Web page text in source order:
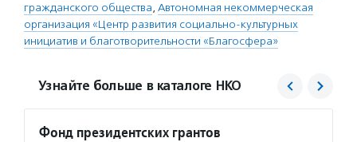
гражданского общества, Автономная некоммерческая
организация «Центр развития социально-культурных
инициатив и благотворительности «Благосфера»
Узнайте больше в каталоге НКО
Фонд президентских грантов